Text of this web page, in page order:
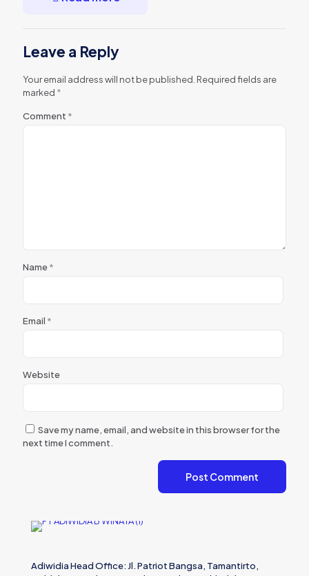
Leave a Reply
Your email address will not be published. Required fields are
marked *
Comment *
Name*
Email *
Website
Save my name, email, and website in this browser for the
next time I comment.
Adiwidia Head Office: Jl. Patriot Bangsa, Tamantirto,